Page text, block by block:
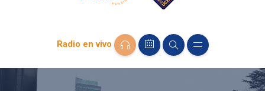
Radio en vivo